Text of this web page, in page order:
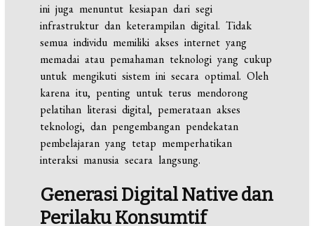
ini juga menuntut kesiapan dari segi
infrastruktur dan keterampilan digital. Tidak
semua individu memiliki akses internet yang
memadai atau pemahaman teknologi yang cukup
untuk mengikuti sistem ini secara optimal. Oleh
karena itu, penting untuk terus mendorong
pelatihan literasi digital, pemerataan akses
teknologi, dan pengembangan pendekatan
pembelajaran yang tetap memperhatikan
interaksi manusia secara langsung.
Generasi Digital Native dan
Perilaku Konsumtif